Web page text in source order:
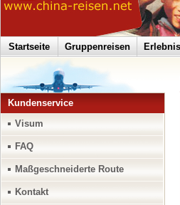
Startseite Gruppenreisen
Kundenservice
Visum
FAQ
Maßgeschneiderte Route
Kontakt